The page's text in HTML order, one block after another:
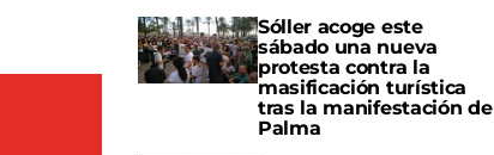
Sóller acoge este
sábado una nueva
protesta contra la
masificación turística
tras la manifestación de
Palma